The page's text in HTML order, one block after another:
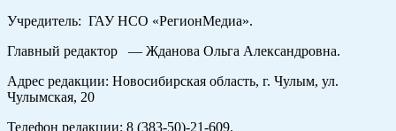
Учредитель: ГАУ НСО «РегионМедиа».
Главный редактор — Жданова Ольга Александровна.
Адрес редакции: Новосибирская область, г. Чулым, ул.
Чулымская, 20
Телефон редакции: 8 (383-50)-21-609.